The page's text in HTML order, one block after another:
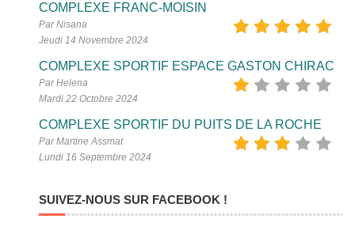
COMPLEXE FRANC-MOISIN
Par Nisana
Jeudi 14 Novembre 2024
COMPLEXE SPORTIF ESPACE GASTON CHIRAC
Par Helena
Mardi 22 Octobre 2024
COMPLEXE SPORTIF DU PUITS DE LA ROCHE
Par Martine Assmat
Lundi 16 Septembre 2024
SUIVEZ-NOUS SUR FACEBOOK !